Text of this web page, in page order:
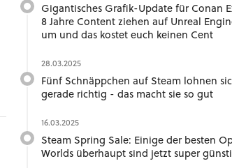
Gigantisches Grafik-Update für Conan
8 Jahre Content ziehen auf Unreal
um und das kostet euch keinen Cent
28.03.2025
Fünf Schnäppchen auf Steam lohnen
gerade richtig - das macht sie so gut
16.03.2025
Steam Spring Sale: Einige der besten
Worlds überhaupt sind jetzt super